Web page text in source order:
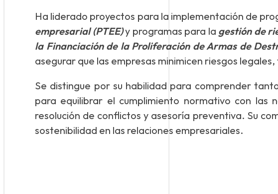
Ha liderado proyectos para la implementación de
empresarial (PTEE)y programas para la gestión de
la Financiación de la Proliferación de Armas de
asegurar que las empresas minimicen riesgos
Se distingue por su habilidad para comprender
para equilibrar el cumplimiento normativo con las
resolución de conflictos y asesoría preventiva. Su
sostenibilidad en las relaciones empresariales.